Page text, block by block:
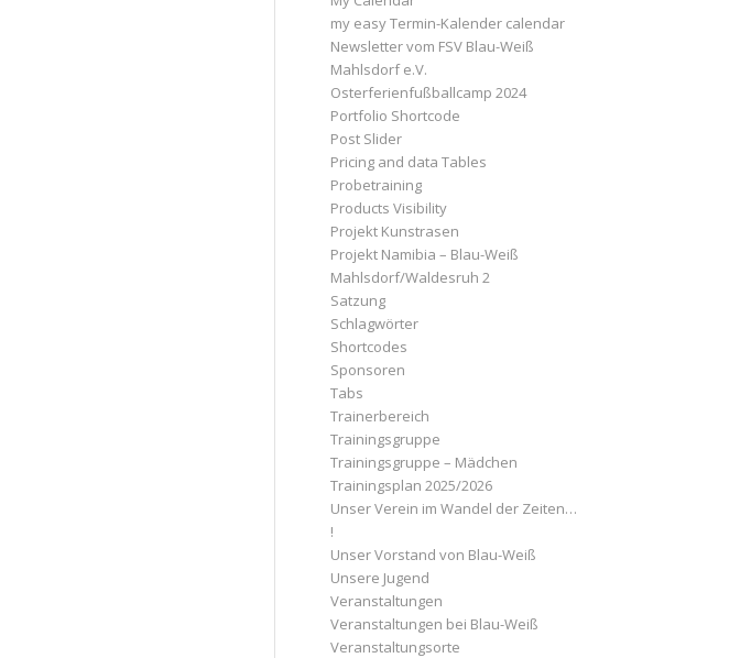
my easy Termin-Kalender calendar
Newsletter vom FSV Blau-Weiß
Mahlsdorf e.V.
Osterferienfußballcamp 2024
Portfolio Shortcode
Post Slider
Pricing and data Tables
Probetraining
Products Visibility
Projekt Kunstrasen
Projekt Namibia – Blau-Weiß
Mahlsdorf/Waldesruh 2
Satzung
Schlagwörter
Shortcodes
Sponsoren
Tabs
Trainerbereich
Trainingsgruppe
Trainingsgruppe – Mädchen
Trainingsplan 2025/2026
Unser Verein im Wandel der Zeiten…
!
Unser Vorstand von Blau-Weiß
Unsere Jugend
Veranstaltungen
Veranstaltungen bei Blau-Weiß
Veranstaltungsorte